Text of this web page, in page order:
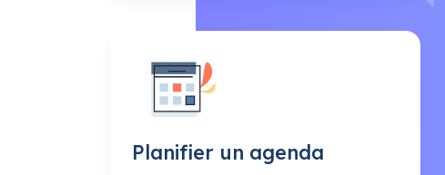
Planifier un agenda